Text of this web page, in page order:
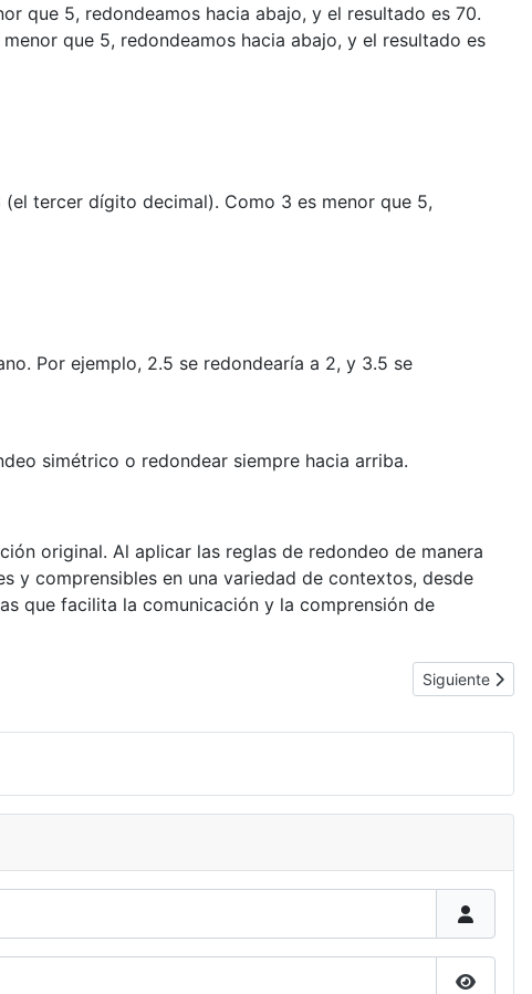
que 5, redondeamos hacia abajo, y el resultado es 70.
que 5, redondeamos hacia abajo, y el resultado es
tercer dígito decimal). Como 3 es menor que 5,
Por ejemplo, 2.5 se redondearía a 2, y 3.5 se
simétrico o redondear siempre hacia arriba.
original. Al aplicar las reglas de redondeo de manera
y comprensibles en una variedad de contextos, desde
que facilita la comunicación y la comprensión de
Artículo
Siguiente